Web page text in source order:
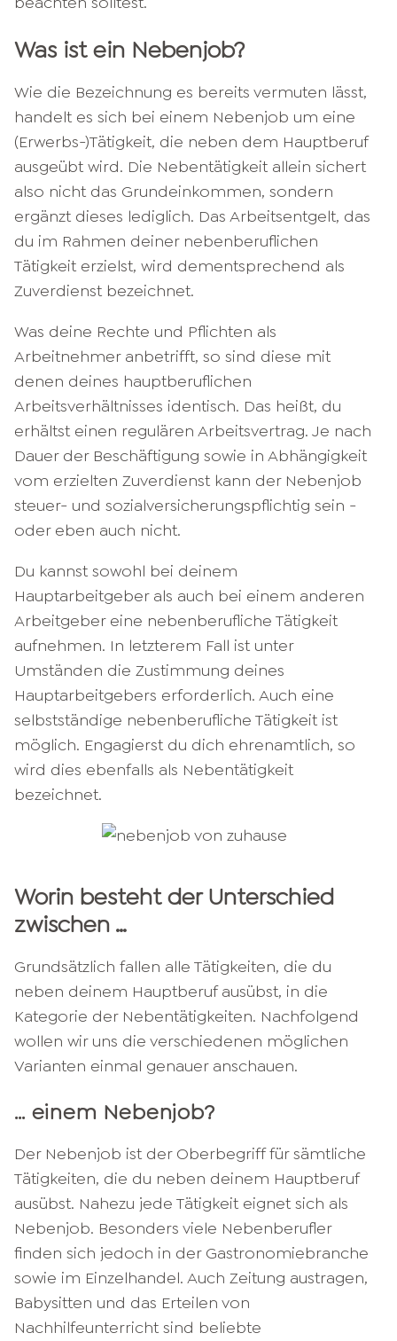
Was ist ein Nebenjob?
Wie die Bezeichnung es bereits vermuten lässt,
handelt es sich bei einem Nebenjob um eine
(Erwerbs-)Tätigkeit, die neben dem Hauptberuf
ausgeübt wird. Die Nebentätigkeit allein sichert
also nicht das Grundeinkommen, sondern
ergänzt dieses lediglich. Das Arbeitsentgelt, das
du im Rahmen deiner nebenberuflichen
Tätigkeit erzielst, wird dementsprechend als
Zuverdienst bezeichnet.
Was deine Rechte und Pflichten als
Arbeitnehmer anbetrifft, so sind diese mit
denen deines hauptberuflichen
Arbeitsverhältnisses identisch. Das heißt, du
erhältst einen regulären Arbeitsvertrag. Je nach
Dauer der Beschäftigung sowie in Abhängigkeit
vom erzielten Zuverdienst kann der Nebenjob
steuer- und sozialversicherungspflichtig sein -
oder eben auch nicht.
Du kannst sowohl bei deinem
Hauptarbeitgeber als auch bei einem anderen
Arbeitgeber eine nebenberufliche Tätigkeit
aufnehmen. In letzterem Fall ist unter
Umständen die Zustimmung deines
Hauptarbeitgebers erforderlich. Auch eine
selbstständige nebenberufliche Tätigkeit ist
möglich. Engagierst du dich ehrenamtlich, so
wird dies ebenfalls als Nebentätigkeit
bezeichnet.
Worin besteht der Unterschied
zwischen …
Grundsätzlich fallen alle Tätigkeiten, die du
neben deinem Hauptberuf ausübst, in die
Kategorie der Nebentätigkeiten. Nachfolgend
wollen wir uns die verschiedenen möglichen
Varianten einmal genauer anschauen.
… einem Nebenjob?
Der Nebenjob ist der Oberbegriff für sämtliche
Tätigkeiten, die du neben deinem Hauptberuf
ausübst. Nahezu jede Tätigkeit eignet sich als
Nebenjob. Besonders viele Nebenberufler
finden sich jedoch in der Gastronomiebranche
sowie im Einzelhandel. Auch Zeitung austragen,
Babysitten und das Erteilen von
Nachhilfeunterricht sind beliebte